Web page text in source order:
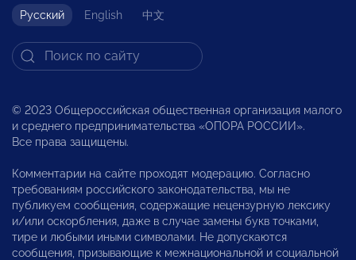
Русский English 中文
© 2023 Общероссийская общественная организация малого
и среднего предпринимательства «ОПОРА РОССИИ».
Все права защищены.
Комментарии на сайте проходят модерацию. Согласно
требованиям российского законодательства, мы не
публикуем сообщения, содержащие нецензурную лексику
и/или оскорбления, даже в случае замены букв точками,
тире и любыми иными символами. Не допускаются
сообщения, призывающие к межнациональной и социальной